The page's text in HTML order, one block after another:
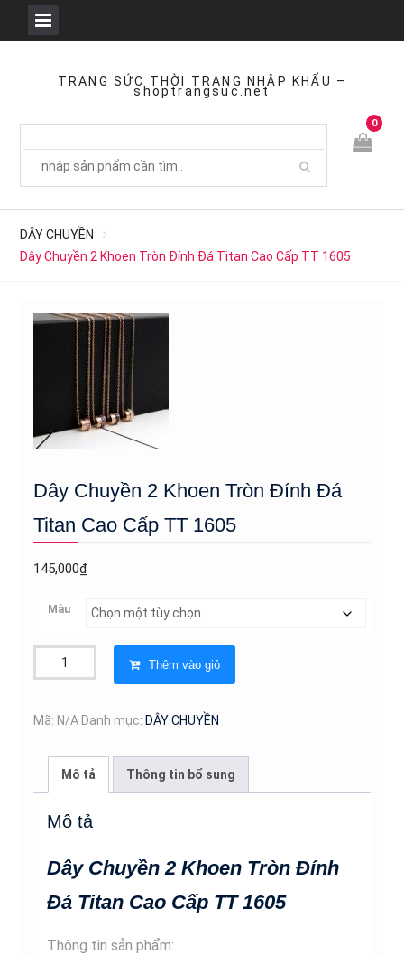
TRANG SỨC THỜI TRANG NHẬP KHẨU –
shoptrangsuc.net
0
DÂY CHUYỀN
Dây Chuyền 2 Khoen Tròn Đính Đá Titan Cao Cấp TT 1605
Dây Chuyền 2 Khoen Tròn Đính Đá
Titan Cao Cấp TT 1605
145,000₫
Màu
Chuyền
Khoen
Cao
TT
1605
lượng
Thêm vào giỏ
Mã: N/A Danh mục: DÂY CHUYỀN
Mô tả Thông tin bổ sung
Mô tả
Dây Chuyền 2 Khoen Tròn Đính
Đá Titan Cao Cấp TT 1605
Thông tin sản phẩm: